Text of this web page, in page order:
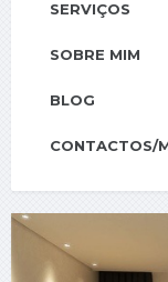
SERVIÇOS
SOBRE MIM
BLOG
CONTACTOS/